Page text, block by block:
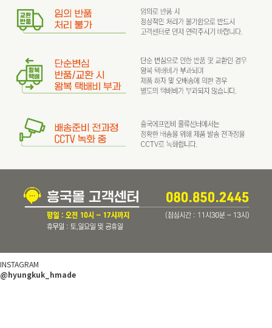
INSTAGRAM
@hyungkuk_hmade